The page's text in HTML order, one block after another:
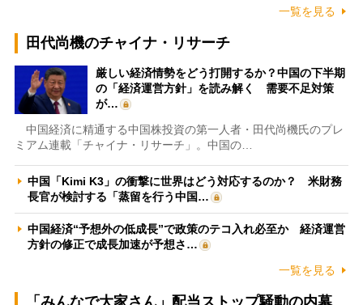
一覧を見る
田代尚機のチャイナ・リサーチ
厳しい経済情勢をどう打開するか？中国の下半期
の「経済運営方針」を読み解く 需要不足対策
が…
中国経済に精通する中国株投資の第一人者・田代尚機氏のプレ
ミアム連載「チャイナ・リサーチ」。中国の…
中国「Kimi K3」の衝撃に世界はどう対応するのか？ 米財務
長官が検討する「蒸留を行う中国…
中国経済“予想外の低成長”で政策のテコ入れ必至か 経済運営
方針の修正で成長加速が予想さ…
一覧を見る
「みんなで大家さん」配当ストップ騒動の内幕